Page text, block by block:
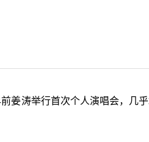
姜涛举行首次个人演唱会，几